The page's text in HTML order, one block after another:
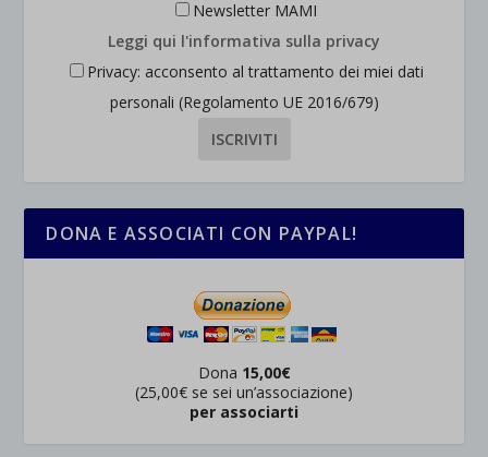
Newsletter MAMI
Leggi qui l'informativa sulla privacy
Privacy: acconsento al trattamento dei miei dati
personali (Regolamento UE 2016/679)
DONA E ASSOCIATI CON PAYPAL!
Dona 15,00€
(25,00€ se sei un’associazione)
per associarti